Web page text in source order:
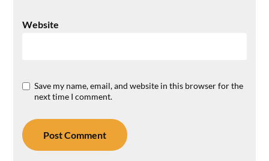
Website
Save my name, email, and website in this browser for the
next time I comment.